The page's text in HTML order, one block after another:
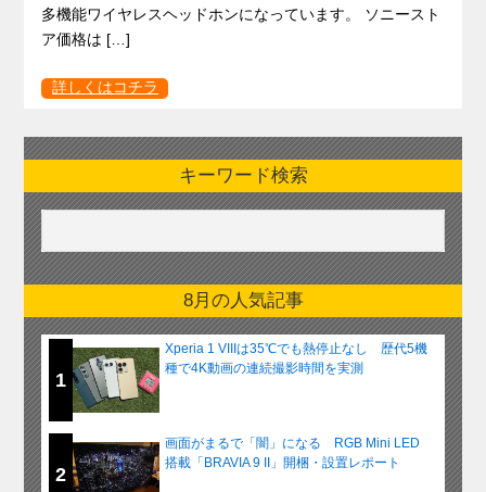
多機能ワイヤレスヘッドホンになっています。 ソニースト
ア価格は […]
詳しくはコチラ
キーワード検索
8月の人気記事
1
Xperia 1 VIIIは35℃でも熱停止なし 歴代5機
種で4K動画の連続撮影時間を実測
2
画面がまるで「闇」になる RGB Mini LED
搭載「BRAVIA 9 II」開梱・設置レポート